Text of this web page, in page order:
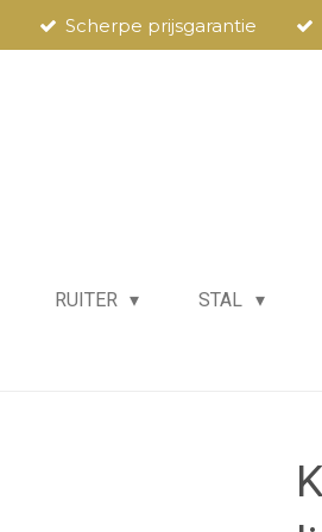
Scherpe prijsgarantie
RUITER STAL